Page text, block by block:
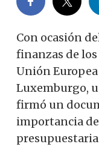
Con ocasión
finanzas de
Unión
Luxemburgo,
firmó un
importancia